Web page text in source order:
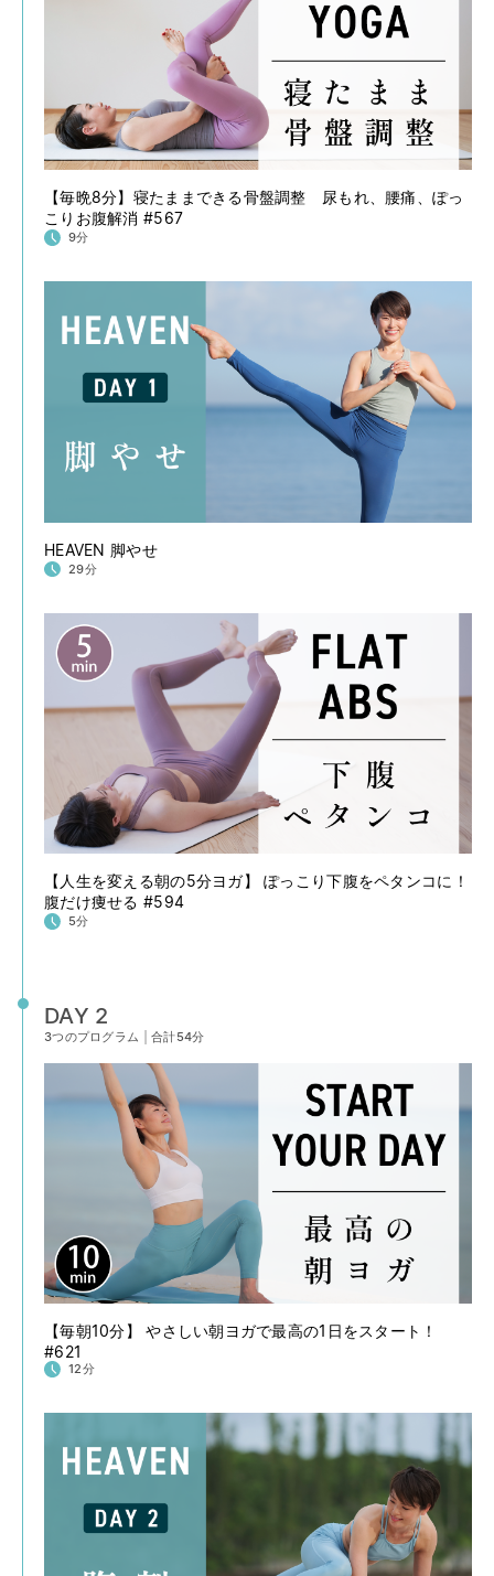
【毎晩8分】寝たままできる骨盤調整 尿もれ、腰痛、ぽっ
こりお腹解消 #567
9分
HEAVEN 脚やせ
29分
【人生を変える朝の5分ヨガ】 ぽっこり下腹をペタンコに！
腹だけ痩せる #594
5分
DAY 2
3つのプログラム 合計54分
【毎朝10分】 やさしい朝ヨガで最高の1日をスタート！
#621
12分